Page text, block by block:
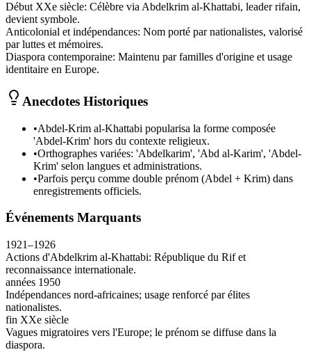
Début XXe siècle: Célèbre via Abdelkrim al-Khattabi, leader rifain,
devient symbole.
Anticolonial et indépendances: Nom porté par nationalistes, valorisé
par luttes et mémoires.
Diaspora contemporaine: Maintenu par familles d'origine et usage
identitaire en Europe.
Anecdotes Historiques
•Abdel-Krim al-Khattabi popularisa la forme composée
'Abdel-Krim' hors du contexte religieux.
•Orthographes variées: 'Abdelkarim', 'Abd al-Karim', 'Abdel-
Krim' selon langues et administrations.
•Parfois perçu comme double prénom (Abdel + Krim) dans
enregistrements officiels.
Événements Marquants
1921–1926
Actions d'Abdelkrim al-Khattabi: République du Rif et
reconnaissance internationale.
années 1950
Indépendances nord-africaines; usage renforcé par élites
nationalistes.
fin XXe siècle
Vagues migratoires vers l'Europe; le prénom se diffuse dans la
diaspora.